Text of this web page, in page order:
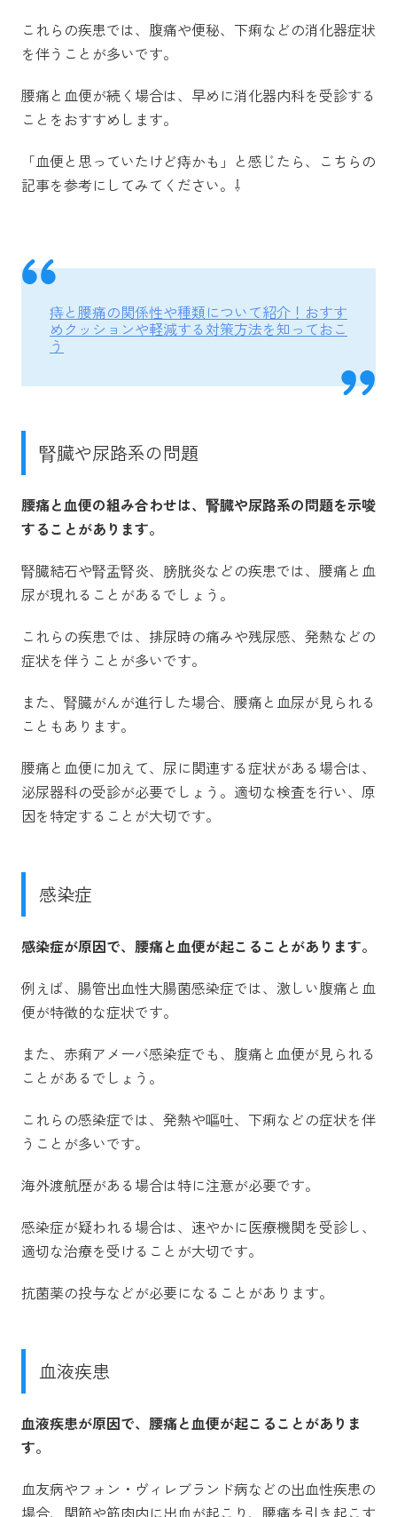
これらの疾患では、腹痛や便秘、下痢などの消化器症状
を伴うことが多いです。
腰痛と血便が続く場合は、早めに消化器内科を受診する
ことをおすすめします。
「血便と思っていたけど痔かも」と感じたら、こちらの
記事を参考にしてみてください。⇩
痔と腰痛の関係性や種類について紹介！おすす
めクッションや軽減する対策方法を知っておこ
う
腎臓や尿路系の問題
腰痛と血便の組み合わせは、腎臓や尿路系の問題を示唆
することがあります。
腎臓結石や腎盂腎炎、膀胱炎などの疾患では、腰痛と血
尿が現れることがあるでしょう。
これらの疾患では、排尿時の痛みや残尿感、発熱などの
症状を伴うことが多いです。
また、腎臓がんが進行した場合、腰痛と血尿が見られる
こともあります。
腰痛と血便に加えて、尿に関連する症状がある場合は、
泌尿器科の受診が必要でしょう。適切な検査を行い、原
因を特定することが大切です。
感染症
感染症が原因で、腰痛と血便が起こることがあります。
例えば、腸管出血性大腸菌感染症では、激しい腹痛と血
便が特徴的な症状です。
また、赤痢アメーバ感染症でも、腹痛と血便が見られる
ことがあるでしょう。
これらの感染症では、発熱や嘔吐、下痢などの症状を伴
うことが多いです。
海外渡航歴がある場合は特に注意が必要です。
感染症が疑われる場合は、速やかに医療機関を受診し、
適切な治療を受けることが大切です。
抗菌薬の投与などが必要になることがあります。
血液疾患
血液疾患が原因で、腰痛と血便が起こることがありま
す。
血友病やフォン・ヴィレブランド病などの出血性疾患の
場合、関節や筋肉内に出血が起こり、腰痛を引き起こす